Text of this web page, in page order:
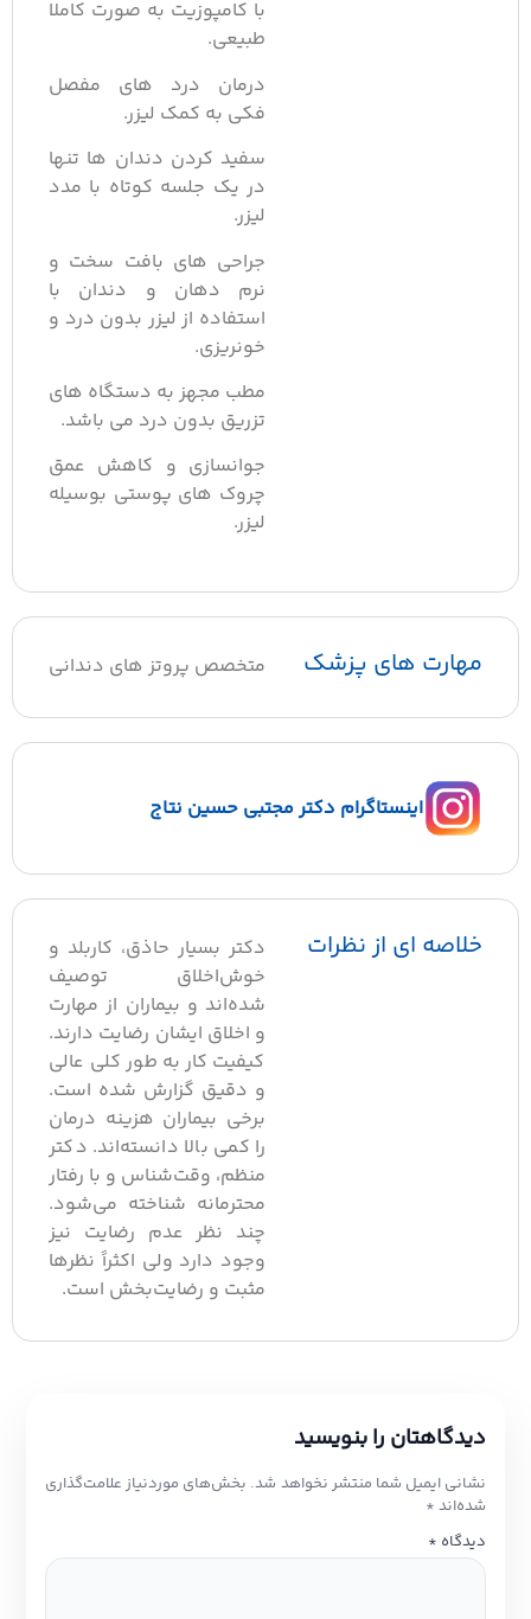
با کامپوزیت به صورت کاملا
طبیعی.
درمان درد های مفصل
فکی به کمک لیزر.
سفید کردن دندان ها تنها
در یک جلسه کوتاه با مدد
جراحی های بافت سخت و
نرم دهان و دندان با
استفاده از لیزر بدون درد و
خونریزی.
مطب مجهز به دستگاه های
تزریق بدون درد می باشد.
جوانسازی و کاهش عمق
چروک های پوستی بوسیله
مهارت های پزشک متخصص پروتز های دندانی
اینستاگرام دکتر مجتبی حسین نتاج
خلاصه ای از نظرات
دکتر بسیار حاذق، کاربلد و
خوش‌اخلاق توصیف
شده‌اند و بیماران از مهارت
و اخلاق ایشان رضایت دارند.
کیفیت کار به طور کلی عالی
و دقیق گزارش شده است.
برخی بیماران هزینه درمان
را کمی بالا دانسته‌اند. دکتر
منظم، وقت‌شناس و با رفتار
محترمانه شناخته می‌شود.
چند نظر عدم رضایت نیز
وجود دارد ولی اکثراً نظرها
مثبت و رضایت‌بخش است.
را بنویسید
ایمیل شما منتشر نخواهد شد. بخش‌های موردنیاز علامت‌گذاری
*
*